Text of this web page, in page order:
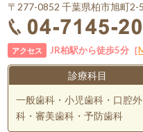
〒277-0852 千葉県柏市旭町2-
アクセス JR柏駅から徒歩5分［
診療科目
一般歯科・小児歯科・口腔外
科・審美歯科・予防歯科